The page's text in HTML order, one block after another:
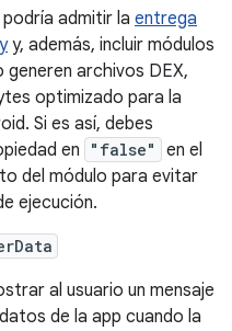
admitir la entrega
y, además, incluir módulos
generen archivos DEX,
optimizado para la
Si es así, debes
en
"false"
en el
del módulo para evitar
ejecución.
al usuario un mensaje
de la app cuando la